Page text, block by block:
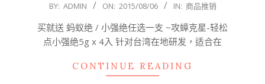
2015-
06
BY: ADMIN ON: 2015/08/06 IN: 商品推销
买就送 蚂蚁绝 / 小强绝任选一支 ~攻蟑克星-轻松
点小强绝5g x 4入 针对台湾在地研发，适合在
CONTINUE READING